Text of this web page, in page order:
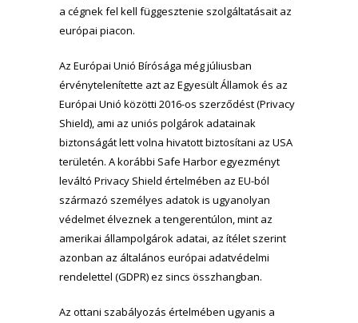
a cégnek fel kell függesztenie szolgáltatásait az
európai piacon.
Az Európai Unió Bírósága még júliusban
érvénytelenítette azt az Egyesült Államok és az
Európai Unió közötti 2016-os szerződést (Privacy
Shield), ami az uniós polgárok adatainak
biztonságát lett volna hivatott biztosítani az USA
területén. A korábbi Safe Harbor egyezményt
leváltó Privacy Shield értelmében az EU-ból
származó személyes adatok is ugyanolyan
védelmet élveznek a tengerentúlon, mint az
amerikai állampolgárok adatai, az ítélet szerint
azonban az általános európai adatvédelmi
rendelettel (GDPR) ez sincs összhangban.
Az ottani szabályozás értelmében ugyanis a